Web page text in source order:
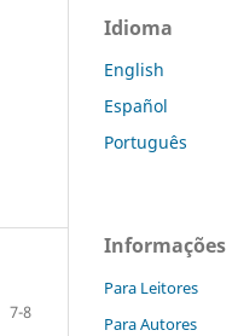
7-8
Idioma
English
Español
Português
Informações
Para Leitores
Para Autores